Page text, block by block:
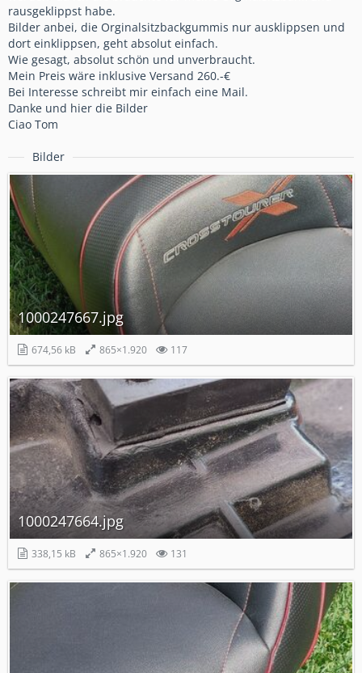
rausgeklippst habe.
Bilder anbei, die Orginalsitzbackgummis nur ausklippsen und
dort einklippsen, geht absolut einfach.
Wie gesagt, absolut schön und unverbraucht.
Mein Preis wäre inklusive Versand 260.-€
Bei Interesse schreibt mir einfach eine Mail.
Danke und hier die Bilder
Ciao Tom
Bilder
1000247667.jpg
674,56 kB 865×1.920 117
1000247664.jpg
338,15 kB 865×1.920 131